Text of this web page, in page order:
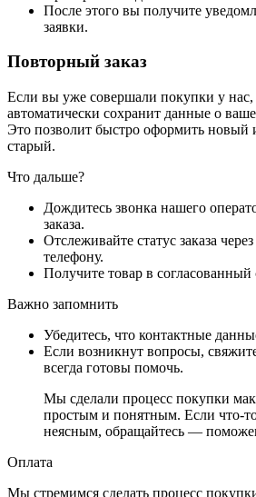
После этого вы получите
заявки.
Повторный заказ
Если вы уже совершали покупки у нас,
автоматически сохранит данные о
Это позволит быстро оформить новый
старый.
Что дальше?
Дождитесь звонка нашего
заказа.
Отслеживайте статус заказа
телефону.
Получите товар в согласованный
Важно запомнить
Убедитесь, что контактные
Если возникнут вопросы,
всегда готовы помочь.
Мы сделали процесс покупки
простым и понятным. Если что-то
неясным, обращайтесь —
Оплата
Мы стремимся сделать процесс